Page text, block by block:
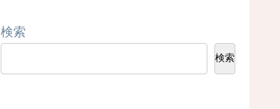
検索
検索